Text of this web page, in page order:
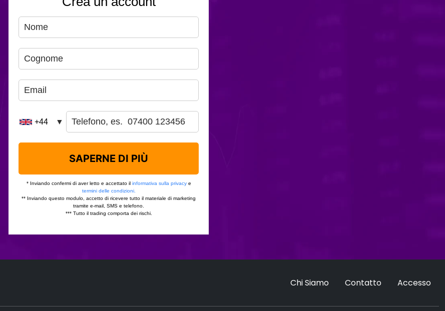
Chi Siamo Contatto Accesso